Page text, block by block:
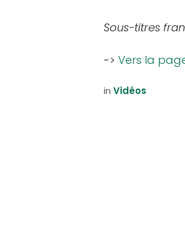
Sous-titres
-> Vers la
in Vidéos